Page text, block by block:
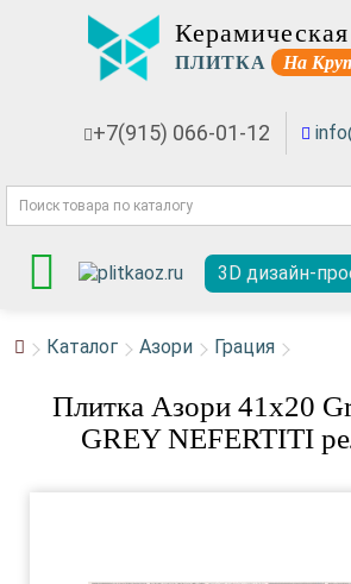
Керамическая
ПЛИТКА На
+7(915) 066-01-12
3D дизайн-
Каталог Азори Грация
Плитка Азори 41x20
GREY NEFERTITI